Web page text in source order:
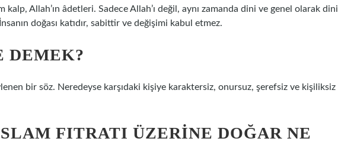
Allah’ın âdetleri. Sadece Allah’ı değil, aynı zamanda dini ve genel olarak dini
doğası katıdır, sabittir ve değişimi kabul etmez.
DEMEK?
bir söz. Neredeyse karşıdaki kişiye karaktersiz, onursuz, şerefsiz ve kişiliksiz
FITRATI ÜZERINE DOĞAR NE